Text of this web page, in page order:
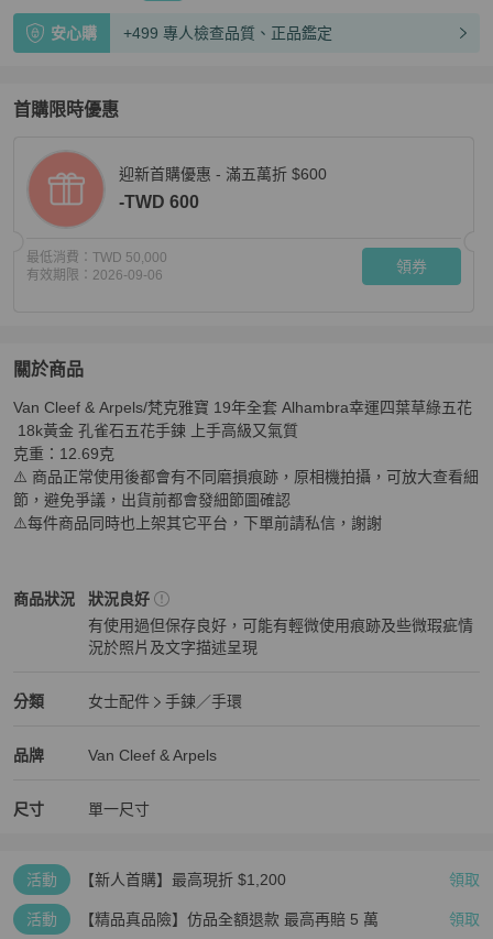
安心購 +499 專人檢查品質、正品鑑定
首購限時優惠
迎新首購優惠 - 滿五萬折 $600
-TWD 600
最低消費： TWD 50,000
有效期限： 2026-09-06 領券
關於商品
關於VCA梵克雅寶 Alhambra幸運四葉草綠18k黃金 孔雀石五
Van Cleef & Arpels/梵克雅寶 19年全套 Alhambra幸運四葉草綠五花
18k黃金 孔雀石五花手鍊 上手高級又氣質
克重：12.69克
⚠️ 商品正常使用後都會有不同磨損痕跡，原相機拍攝，可放大查看細
節，避免爭議，出貨前都會發細節圖確認
⚠️每件商品同時也上架其它平台，下單前請私信，謝謝
商品狀況
Van Cleef & Arpels女士配件
狀況良好
有使用過但保存良好，可能有輕微使用痕跡及些微瑕疵情
況於照片及文字描述呈現
分類
Van Cleef & Arpels女士配件分類資訊
女士配件
手鍊／手環
品牌
Van Cleef & Arpels精品 女士配件
Van Cleef & Arpels
Van Cleef & Arpels推薦清單
尺寸 單一尺寸
活動 【新人首購】最高現折 $1,200 領取
活動 【精品真品險】仿品全額退款 最高再賠 5 萬 領取